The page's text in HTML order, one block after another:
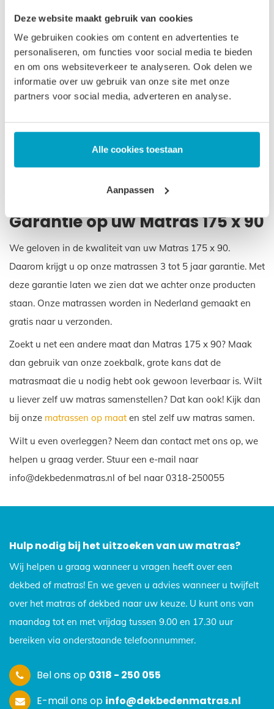
Deze website maakt gebruik van cookies
We gebruiken cookies om content en advertenties te
personaliseren, om functies voor social media te bieden
en om ons websiteverkeer te analyseren. Ook delen we
informatie over uw gebruik van onze site met onze
partners voor social media, adverteren en analyse.
Alle cookies toestaan
Aanpassen
Levensduur van uw Matras 175
x 90
De levensduur van uw Matras 175 x 90 is ongeveer 10 tot
12 jaar, ook bij intensief gebruik. Daar zit een idee achter.
Een product dat lang meegaat hoeft niet te worden
Garantie op uw Matras 175 x 90
We geloven in de kwaliteit van uw Matras 175 x 90.
Daarom krijgt u op onze matrassen 3 tot 5 jaar garantie. Met
deze garantie laten we zien dat we achter onze producten
staan. Onze matrassen worden in Nederland gemaakt en
gratis naar u verzonden.
Zoekt u net een andere maat dan Matras 175 x 90? Maak
dan gebruik van onze zoekbalk, grote kans dat de
matrasmaat die u nodig hebt ook gewoon leverbaar is. Wilt
u liever zelf uw matras samenstellen? Dat kan ook! Kijk dan
bij onze matrassen op maat en stel zelf uw matras samen.
Wilt u even overleggen? Neem dan contact met ons op, we
helpen u graag verder. Stuur een e-mail naar
info@dekbedenmatras.nl of bel naar 0318-250055
Hulp nodig bij het uitzoeken van uw matras?
Wij helpen u graag wanneer u vragen heeft over een
dekbed of matras! En we geven u advies wanneer u twijfelt
over het matras of dekbed naar uw keuze. U kunt ons van
maandag tot en met vrijdag tussen 9.00 en 17.30 uur
bereiken via onderstaande telefoonnummer.
Bel ons op 0318 - 250 055
E-mail ons op info@dekbedenmatras.nl